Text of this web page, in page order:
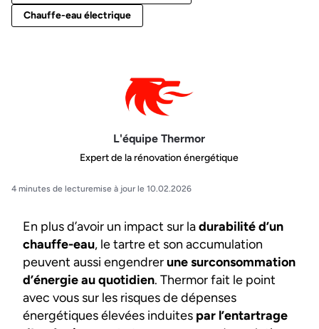
Chauffe-eau électrique
L'équipe Thermor
Expert de la rénovation énergétique
4 minutes de lecturemise à jour le 10.02.2026
En plus d’avoir un impact sur ladurabilité d’un
chauffe-eau, le tartre et son accumulation
peuvent aussi engendrerune surconsommation
d’énergie au quotidien. Thermor fait le point
avec vous sur les risques de dépenses
énergétiques élevées induites par l’entartrage